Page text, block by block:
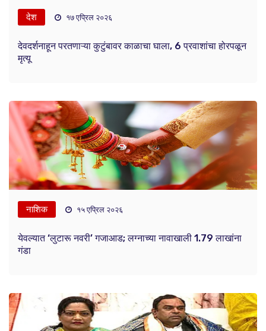
देश १७ एप्रिल २०२६
देवदर्शनाहून परतणाऱ्या कुटुंबावर काळाचा घाला, 6 प्रवाशांचा होरपळून
मृत्यू
नाशिक १५ एप्रिल २०२६
येवल्यात ‘लुटारू नवरी’ गजाआड; लग्नाच्या नावाखाली 1.79 लाखांना
गंडा